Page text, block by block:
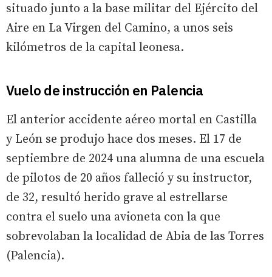
situado junto a la base militar del Ejército del
Aire en La Virgen del Camino, a unos seis
kilómetros de la capital leonesa.
Vuelo de instrucción en Palencia
El anterior accidente aéreo mortal en Castilla
y León se produjo hace dos meses. El 17 de
septiembre de 2024 una alumna de una escuela
de pilotos de 20 años falleció y su instructor,
de 32, resultó herido grave al estrellarse
contra el suelo una avioneta con la que
sobrevolaban la localidad de Abia de las Torres
(Palencia).